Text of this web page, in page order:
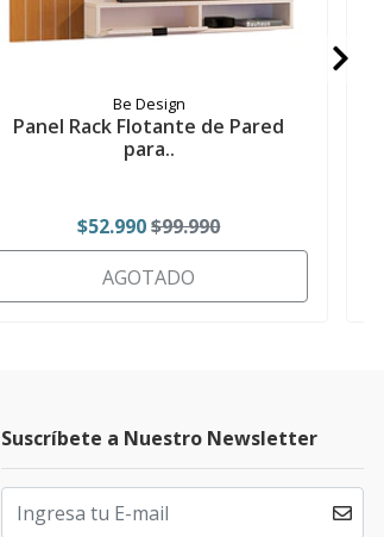
Be Design
Panel Rack Flotante de Pared
para..
$52.990$99.990
AGOTADO
Suscríbete a Nuestro Newsletter